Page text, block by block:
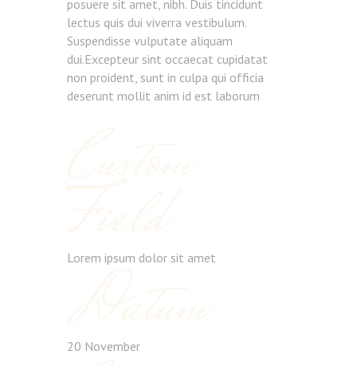
posuere sit amet, nibh. Duis tincidunt
lectus quis dui viverra vestibulum.
Suspendisse vulputate aliquam
dui.Excepteur sint occaecat cupidatat
non proident, sunt in culpa qui officia
deserunt mollit anim id est laborum
Lorem ipsum dolor sit amet
20 November